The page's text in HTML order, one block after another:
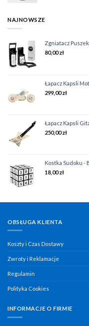
NAJNOWSZE
Zgniatacz
80,00zł
Łapacz Kapsli
299,00zł
Łapacz Kapsli
250,00zł
Kostka Sudoku -
18,00zł
OBSŁUGA KLIENTA
Koszty i Czas Dostawy
Zwroty i Reklamacje
Regulamin
Polityka Cookies
INFORMACJE O FIRMIE